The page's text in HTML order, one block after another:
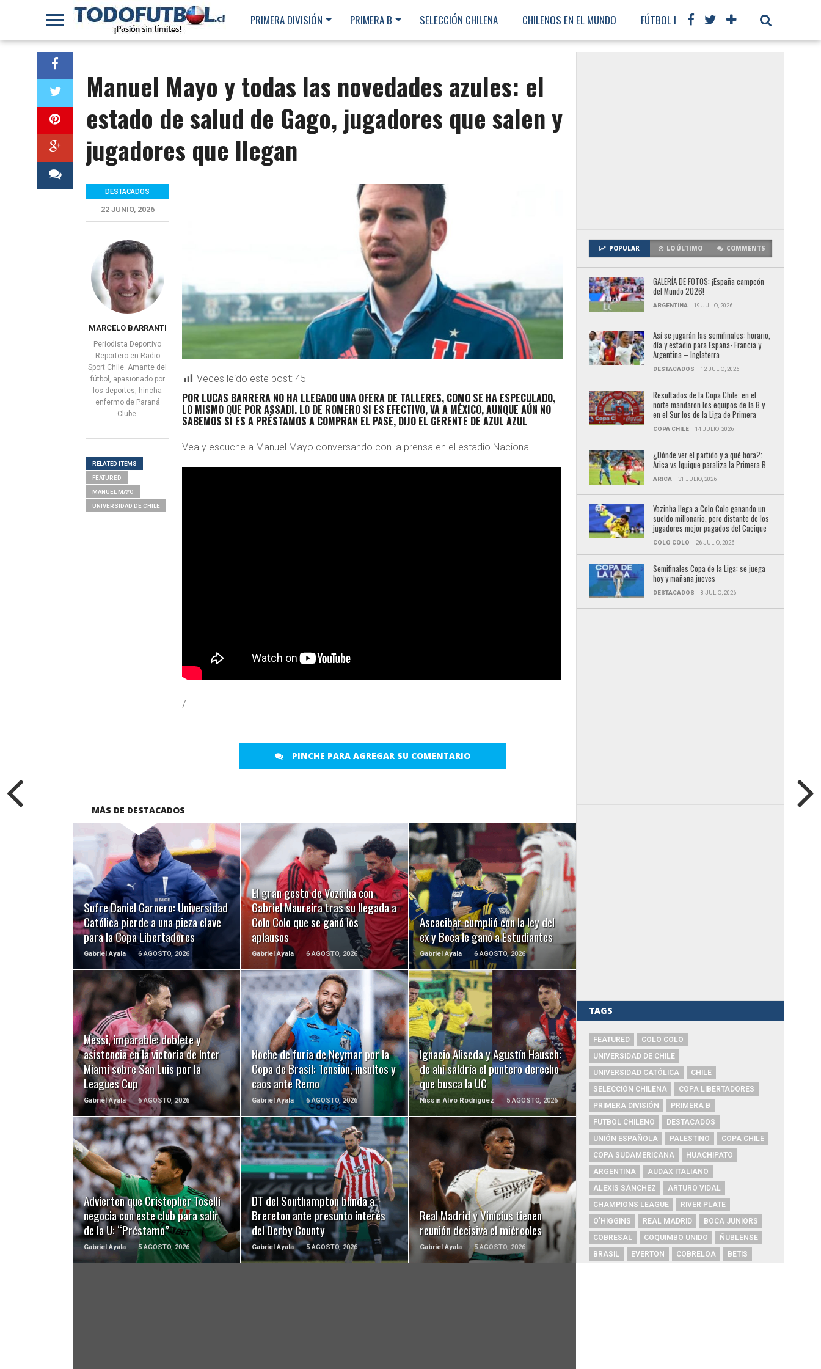
PRIMERA DIVISIÓN PRIMERA B SELECCIÓN CHILENA CHILENOS EN EL MUNDO FÚTBOL INTERNACIONAL
Manuel Mayo y todas las novedades azules: el
estado de salud de Gago, jugadores que salen y
jugadores que llegan
Veces leído este post: 45
POR LUCAS BARRERA NO HA LLEGADO UNA OFERA DE TALLERES, COMO SE HA ESPECULADO,
LO MISMO QUE POR ASSADI. LO DE ROMERO SI ES EFECTIVO, VA A MÉXICO, AUNQUE AÚN NO
SABEMOS SI ES A PRÉSTAMOS A COMPRAN EL PASE, DIJO EL GERENTE DE AZUL AZUL
Vea y escuche a Manuel Mayo conversando con la prensa en el estadio Nacional
/
PINCHE PARA AGREGAR SU COMENTARIO
DESTACADOS
22 JUNIO, 2026
MARCELO BARRANTI
Periodista Deportivo
Reportero en Radio
Sport Chile. Amante del
fútbol, apasionado por
los deportes, hincha
enfermo de Paraná
Clube.
RELATED ITEMS
FEATURED
MANUEL MAYO
UNIVERSIDAD DE CHILE
MÁS DE DESTACADOS
Sufre Daniel Garnero: Universidad
Católica pierde a una pieza clave
para la Copa Libertadores
Gabriel Ayala 6 AGOSTO, 2026
LEER MÁS
El gran gesto de Vozinha con
Gabriel Maureira tras su llegada a
Colo Colo que se ganó los
aplausos
Gabriel Ayala 6 AGOSTO, 2026
LEER MÁS
Ascacibar cumplió con la ley del
ex y Boca le ganó a Estudiantes
Gabriel Ayala 6 AGOSTO, 2026
LEER MÁS
Messi, imparable: doblete y
asistencia en la victoria de Inter
Miami sobre San Luis por la
Leagues Cup
Gabriel Ayala 6 AGOSTO, 2026
LEER MÁS
Noche de furia de Neymar por la
Copa de Brasil: Tensión, insultos y
caos ante Remo
Gabriel Ayala 6 AGOSTO, 2026
LEER MÁS
Ignacio Aliseda y Agustín Hausch:
de ahí saldría el puntero derecho
que busca la UC
Nissin Alvo Rodríguez 5 AGOSTO, 2026
LEER MÁS
Advierten que Cristopher Toselli
negocia con este club para salir
de la U: “Préstamo”
Gabriel Ayala 5 AGOSTO, 2026
LEER MÁS
DT del Southampton blinda a
Brereton ante presunto interés
del Derby County
Gabriel Ayala 5 AGOSTO, 2026
LEER MÁS
Real Madrid y Vinícius tienen
reunión decisiva el miércoles
Gabriel Ayala 5 AGOSTO, 2026
LEER MÁS
POPULAR LO ÚLTIMO COMMENTS
GALERÍA DE FOTOS: ¡España campeón
del Mundo 2026!
ARGENTINA 19 JULIO, 2026
Así se jugarán las semifinales: horario,
día y estadio para España- Francia y
Argentina – Inglaterra
DESTACADOS 12 JULIO, 2026
Resultados de la Copa Chile: en el
norte mandaron los equipos de la B y
en el Sur los de la Liga de Primera
COPA CHILE 14 JULIO, 2026
¿Dónde ver el partido y a qué hora?:
Arica vs Iquique paraliza la Primera B
ARICA 31 JULIO, 2026
Vozinha llega a Colo Colo ganando un
sueldo millonario, pero distante de los
jugadores mejor pagados del Cacique
COLO COLO 26 JULIO, 2026
Semifinales Copa de la Liga: se juega
hoy y mañana jueves
DESTACADOS 8 JULIO, 2026
TAGS
FEATURED
COLO COLO
UNIVERSIDAD DE CHILE
UNIVERSIDAD CATÓLICA
CHILE
SELECCIÓN CHILENA
COPA LIBERTADORES
PRIMERA DIVISIÓN
PRIMERA B
FUTBOL CHILENO
DESTACADOS
UNIÓN ESPAÑOLA
PALESTINO
COPA CHILE
COPA SUDAMERICANA
HUACHIPATO
ARGENTINA
AUDAX ITALIANO
ALEXIS SÁNCHEZ
ARTURO VIDAL
CHAMPIONS LEAGUE
RIVER PLATE
O'HIGGINS
REAL MADRID
BOCA JUNIORS
COBRESAL
COQUIMBO UNIDO
ÑUBLENSE
BRASIL
EVERTON COBRELOA
BETIS